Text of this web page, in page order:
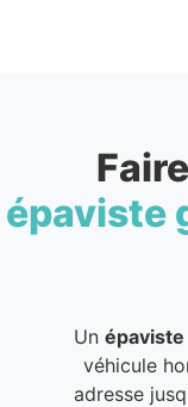
épaviste
Un
véhicule
adresse